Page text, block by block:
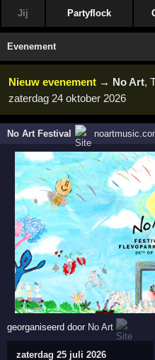
Jij Partyflock
Evenement
Nieuw evenement → No Art,
zaterdag 24 oktober 2026
No Art Festival
georganiseerd door No Art
zaterdag 25 juli 2026